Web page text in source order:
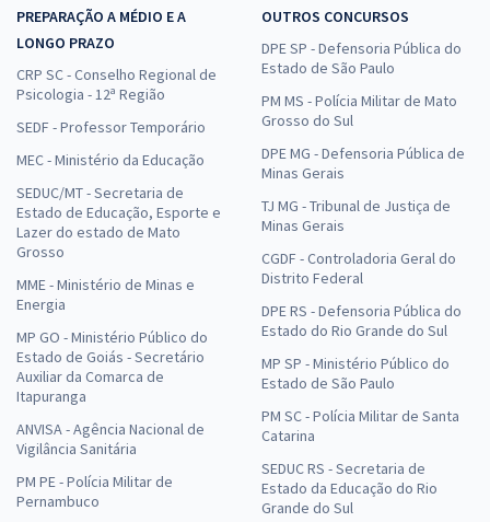
PREPARAÇÃO A MÉDIO E A
LONGO PRAZO
CRP SC - Conselho Regional de
Psicologia - 12ª Região
SEDF - Professor Temporário
MEC - Ministério da Educação
SEDUC/MT - Secretaria de
Estado de Educação, Esporte e
Lazer do estado de Mato
Grosso
MME - Ministério de Minas e
Energia
MP GO - Ministério Público do
Estado de Goiás - Secretário
Auxiliar da Comarca de
Itapuranga
ANVISA - Agência Nacional de
Vigilância Sanitária
PM PE - Polícia Militar de
Pernambuco
OUTROS CONCURSOS
DPE SP - Defensoria Pública do
Estado de São Paulo
PM MS - Polícia Militar de Mato
Grosso do Sul
DPE MG - Defensoria Pública de
Minas Gerais
TJ MG - Tribunal de Justiça de
Minas Gerais
CGDF - Controladoria Geral do
Distrito Federal
DPE RS - Defensoria Pública do
Estado do Rio Grande do Sul
MP SP - Ministério Público do
Estado de São Paulo
PM SC - Polícia Militar de Santa
Catarina
SEDUC RS - Secretaria de
Estado da Educação do Rio
Grande do Sul